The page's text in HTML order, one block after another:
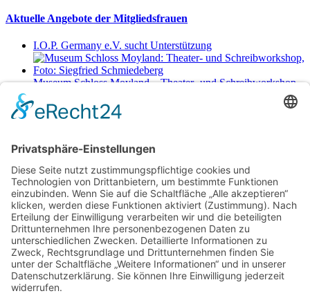
Aktuelle Angebote der Mitgliedsfrauen
I.O.P. Germany e.V. sucht Unterstützung
Museum Schloss Moyland – Theater- und Schreibworkshop
Netzwerkerinnen
Login für Mitglieder
Noch kein Mitglied im unternehmerinnen forum niederrhein?
gibt es weitere Informationen.
Für Mitgliedsfrauen: zum Erstellen eigener Angebote und zum
Bearbeiten des Unternehmensprofils bitte einloggen!
Social Media
Folge dem unternehmerinnen forum niederrhein auch auf Facebook,
Instagram oder LinkedIn.